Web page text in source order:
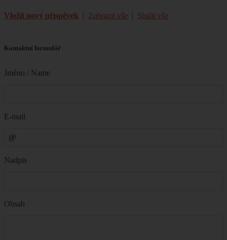
Vložit nový příspěvek | Zobrazit vše | Sbalit vše
Kontaktní formulář
Jméno / Name
E-mail
Nadpis
Obsah